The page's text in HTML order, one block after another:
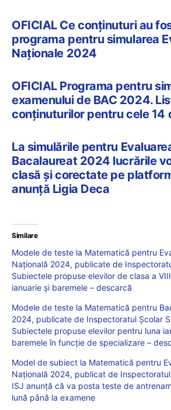
OFICIAL Ce conținuturi au
programa pentru simularea
Naționale 2024
OFICIAL Programa pentru
examenului de BAC 2024.
conținuturilor pentru cele 14
La simulările pentru
Bacalaureat 2024 lucrările
clasă și corectate pe
anunță Ligia Deca
Similare
Modele de teste la Matematică pentru
Națională 2024, publicate de
Subiectele propuse elevilor de clasa a
ianuarie și baremele – descarcă
Modele de teste la Matematică pentru
2024, publicate de Inspectoratul Școlar
Subiectele propuse elevilor pentru luna
baremele în funcție de specializare –
Model de subiect la Matematică pentru
Națională 2024, publicat de
ISJ anunță că va posta teste de
lună până la examene